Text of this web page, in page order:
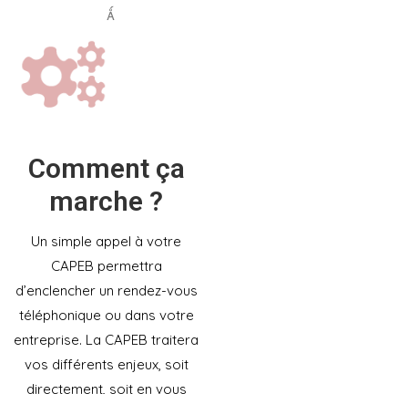
Comment ça
marche ?
Un simple appel à votre
CAPEB permettra
d’enclencher un rendez-vous
téléphonique ou dans votre
entreprise. La CAPEB traitera
vos différents enjeux, soit
directement, soit en vous